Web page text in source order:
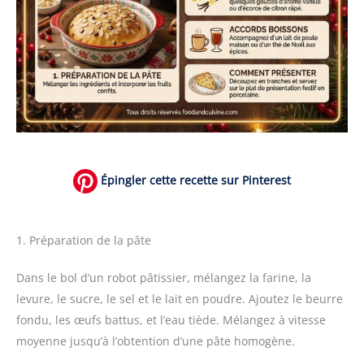
Épingler cette recette sur Pinterest
1. Préparation de la pâte
Dans le bol d’un robot pâtissier, mélangez la farine, la
levure, le sucre, le sel et le lait en poudre. Ajoutez le beurre
fondu, les œufs battus, et l’eau tiède. Mélangez à vitesse
moyenne jusqu’à l’obtention d’une pâte homogène.